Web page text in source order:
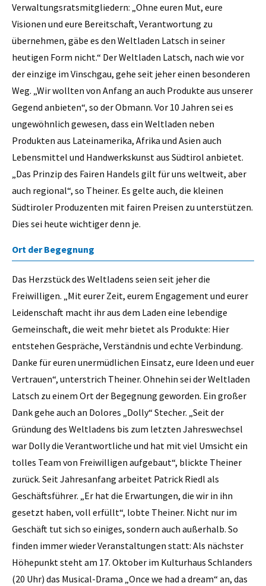
Verwaltungsratsmitgliedern: „Ohne euren Mut, eure
Visionen und eure Bereitschaft, Verantwortung zu
übernehmen, gäbe es den Weltladen Latsch in seiner
heutigen Form nicht.“ Der Weltladen Latsch, nach wie vor
der einzige im Vinschgau, gehe seit jeher einen besonderen
Weg. „Wir wollten von Anfang an auch Produkte aus unserer
Gegend anbieten“, so der Obmann. Vor 10 Jahren sei es
ungewöhnlich gewesen, dass ein Weltladen neben
Produkten aus Lateinamerika, Afrika und Asien auch
Lebensmittel und Handwerkskunst aus Südtirol anbietet.
„Das Prinzip des Fairen Handels gilt für uns weltweit, aber
auch regional“, so Theiner. Es gelte auch, die kleinen
Südtiroler Produzenten mit fairen Preisen zu unterstützen.
Dies sei heute wichtiger denn je.
Ort der Begegnung
Das Herzstück des Weltladens seien seit jeher die
Freiwilligen. „Mit eurer Zeit, eurem Engagement und eurer
Leidenschaft macht ihr aus dem Laden eine lebendige
Gemeinschaft, die weit mehr bietet als Produkte: Hier
entstehen Gespräche, Verständnis und echte Verbindung.
Danke für euren unermüdlichen Einsatz, eure Ideen und euer
Vertrauen“, unterstrich Theiner. Ohnehin sei der Weltladen
Latsch zu einem Ort der Begegnung geworden. Ein großer
Dank gehe auch an Dolores „Dolly“ Stecher. „Seit der
Gründung des Weltladens bis zum letzten Jahreswechsel
war Dolly die Verantwortliche und hat mit viel Umsicht ein
tolles Team von Freiwilligen aufgebaut“, blickte Theiner
zurück. Seit Jahresanfang arbeitet Patrick Riedl als
Geschäftsführer. „Er hat die Erwartungen, die wir in ihn
gesetzt haben, voll erfüllt“, lobte Theiner. Nicht nur im
Geschäft tut sich so einiges, sondern auch außerhalb. So
finden immer wieder Veranstaltungen statt: Als nächster
Höhepunkt steht am 17. Oktober im Kulturhaus Schlanders
(20 Uhr) das Musical-Drama „Once we had a dream“ an, das